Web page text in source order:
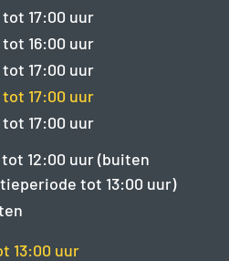
17:00 uur
16:00 uur
17:00 uur
17:00 uur
17:00 uur
12:00 uur (buiten
tot 13:00 uur)
13:00 uur